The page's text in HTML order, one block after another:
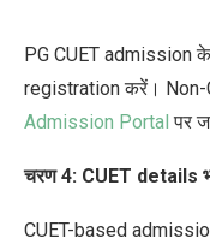
PG CUET admission
registration करें। Non-
Admission Portal पर
चरण 4: CUET details
CUET-based